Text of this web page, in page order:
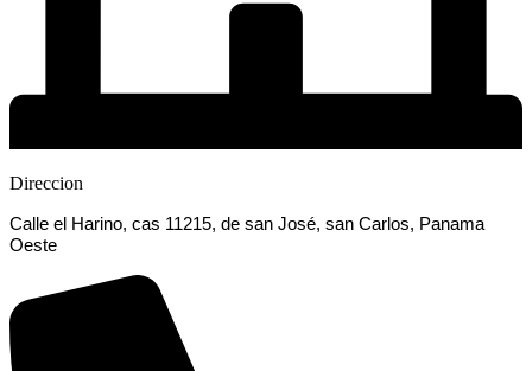
Direccion
Calle el Harino, cas 11215, de san José, san Carlos, Panama
Oeste